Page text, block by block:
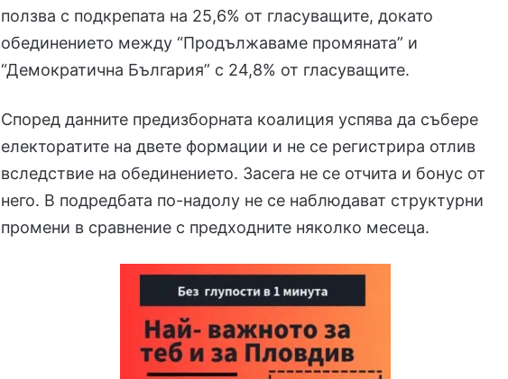
ползва с подкрепата на 25,6% от гласуващите, докато
обединението между “Продължаваме промяната” и
“Демократична България” с 24,8% от гласуващите.
Според данните предизборната коалиция успява да събере
електоратите на двете формации и не се регистрира отлив
вследствие на обединението. Засега не се отчита и бонус от
него. В подредбата по-надолу не се наблюдават структурни
промени в сравнение с предходните няколко месеца.